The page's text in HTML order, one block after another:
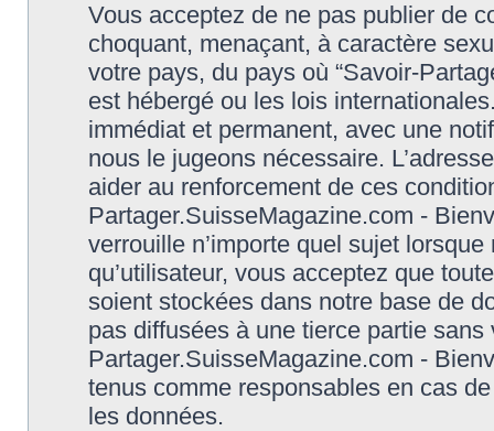
Vous acceptez de ne pas publier de
choquant, menaçant, à caractère
votre pays, du pays où “Savoir-
est hébergé ou les lois
immédiat et permanent, avec une
nous le jugeons nécessaire.
aider au renforcement de ces
Partager.SuisseMagazine.com -
verrouille n’importe quel sujet
qu’utilisateur, vous acceptez que
soient stockées dans notre base de
pas diffusées à une tierce partie
Partager.SuisseMagazine.com -
tenus comme responsables en cas
les données.